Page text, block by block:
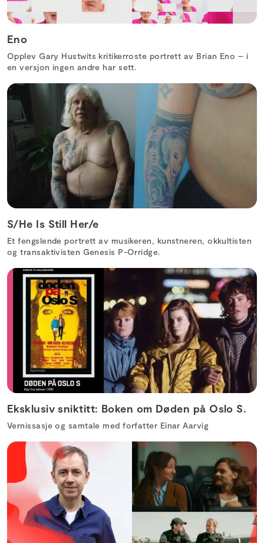
Eno
Opplev Gary Hustwits kritikerroste portrett av Brian Eno – i
en versjon ingen andre har sett.
S/He Is Still Her/e
Et fengslende portrett av musikeren, kunstneren, okkultisten
og transaktivisten Genesis P-Orridge.
Eksklusiv sniktitt: Boken om Døden på Oslo S.
Vernissasje og samtale med forfatter Einar Aarvig